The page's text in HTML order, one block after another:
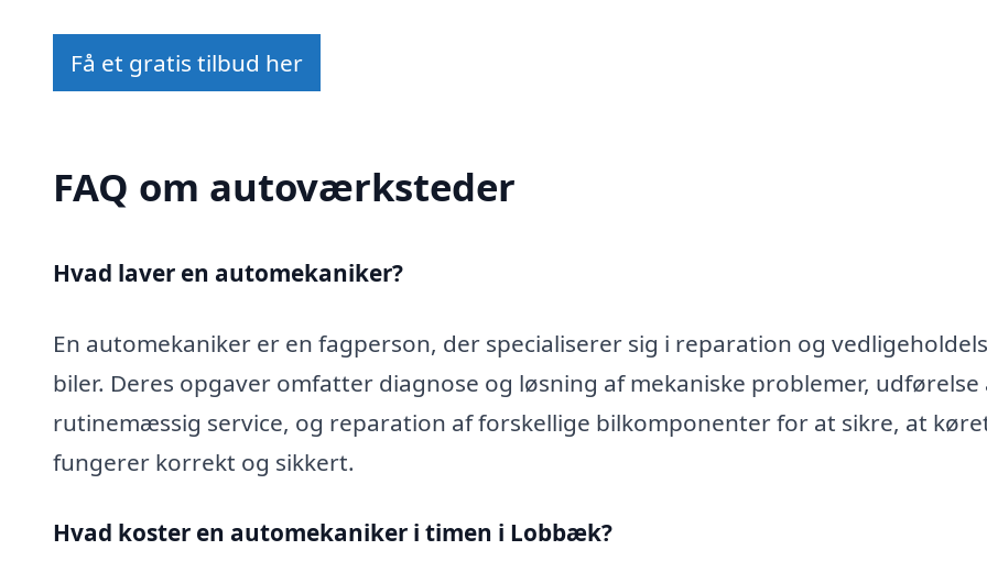
Få et gratis tilbud her
FAQ om autoværksteder
Hvad laver en automekaniker?
En automekaniker er en fagperson, der specialiserer sig i reparation og
biler. Deres opgaver omfatter diagnose og løsning af mekaniske problemer, udførelse
rutinemæssig service, og reparation af forskellige bilkomponenter for at sikre, at
fungerer korrekt og sikkert.
Hvad koster en automekaniker i timen i Lobbæk?